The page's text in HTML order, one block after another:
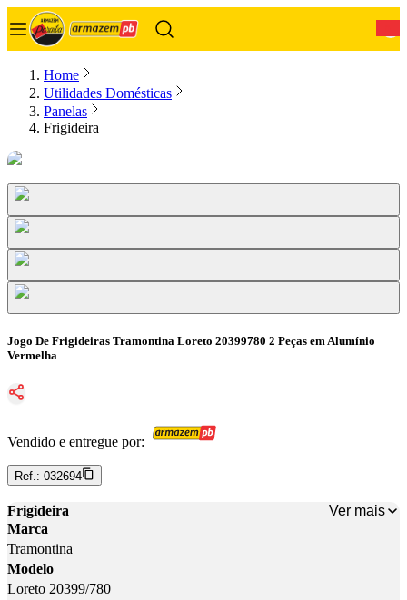
Home
Utilidades Domésticas
Panelas
Frigideira
Jogo De Frigideiras Tramontina Loreto 20399780 2 Peças em Alumínio
Vermelha
Vendido e entregue por:
Ref.: 032694
Frigideira
Ver mais
Marca
Tramontina
Modelo
Loreto 20399/780